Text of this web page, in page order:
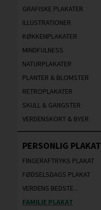
GRAFISKE PLAKATER
ILLUSTRATIONER
KØKKENPLAKATER
MINDFULNESS
NATURPLAKATER
PLANTER & BLOMSTER
RETROPLAKATER
SKULL & GANGSTER
VERDENSKORT & BYER
PERSONLIG PLAKAT
FINGERAFTRYKS PLAKAT
FØDSELSDAGS PLAKAT
VERDENS BEDSTE...
FAMILIE PLAKAT